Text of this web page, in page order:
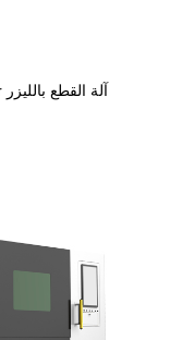
آلة القطع بالليزر RTC-12036M 3 Chucks Tubeeber